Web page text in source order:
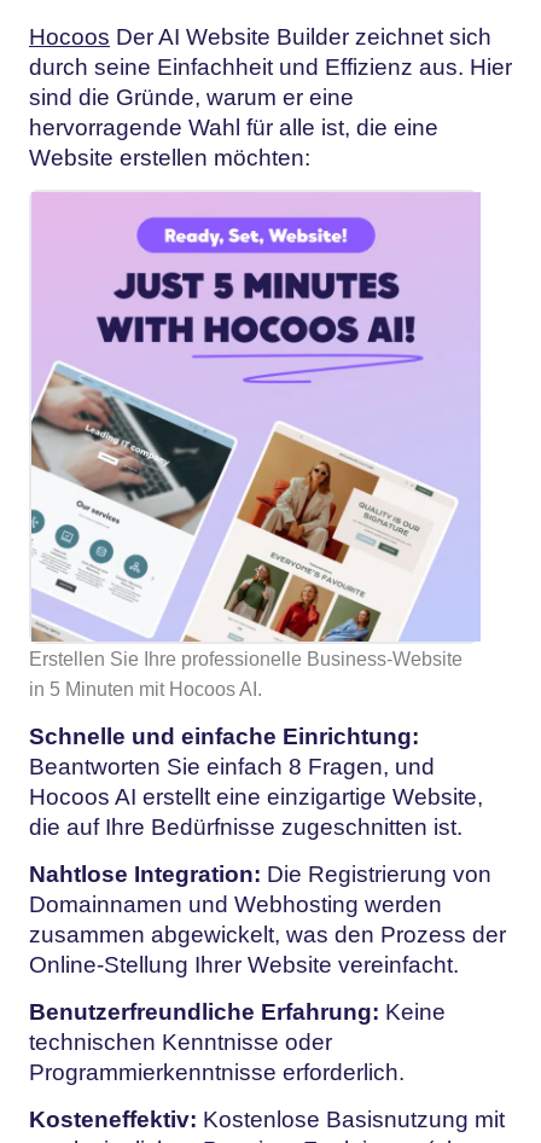
Hocoos Der AI Website Builder zeichnet sich
durch seine Einfachheit und Effizienz aus. Hier
sind die Gründe, warum er eine
hervorragende Wahl für alle ist, die eine
Website erstellen möchten:
Erstellen Sie Ihre professionelle Business-Website
in 5 Minuten mit Hocoos AI.
Schnelle und einfache Einrichtung:
Beantworten Sie einfach 8 Fragen, und
Hocoos AI erstellt eine einzigartige Website,
die auf Ihre Bedürfnisse zugeschnitten ist.
Nahtlose Integration: Die Registrierung von
Domainnamen und Webhosting werden
zusammen abgewickelt, was den Prozess der
Online-Stellung Ihrer Website vereinfacht.
Benutzerfreundliche Erfahrung: Keine
technischen Kenntnisse oder
Programmierkenntnisse erforderlich.
Kosteneffektiv: Kostenlose Basisnutzung mit